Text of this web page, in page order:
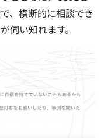
、横断的に相談でき
伺い知れます。